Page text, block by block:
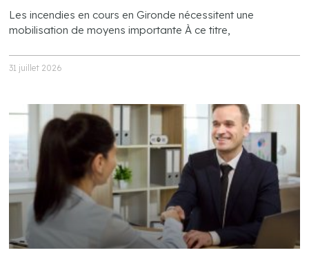
Les incendies en cours en Gironde nécessitent une
mobilisation de moyens importante À ce titre,
31 juillet 2026